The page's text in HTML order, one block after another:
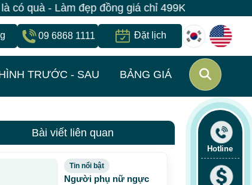
đẹp đồng giá chỉ 499K - Đăng ký giữ suất
09 6868 1111 Đặt lịch
TRƯỚC - SAU BẢNG GIÁ
Bài viết liên quan
Tin nổi bật
Người phụ nữ ngực
Hotline